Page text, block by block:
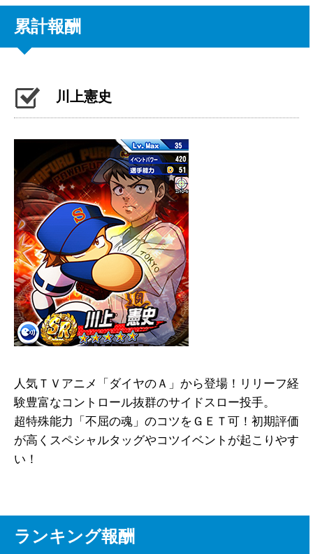
累計報酬
川上憲史
人気ＴＶアニメ「ダイヤのＡ」から登場！リリーフ経
験豊富なコントロール抜群のサイドスロー投手。
超特殊能力
「不屈の魂」 のコツをＧＥＴ可！初期評価
が高くスペシャルタッグやコツイベントが起こりやす
い！
ランキング報酬